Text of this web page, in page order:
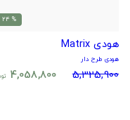
% 24
هودی Matrix
هودی طرح دار
5,325,900
4,058,800